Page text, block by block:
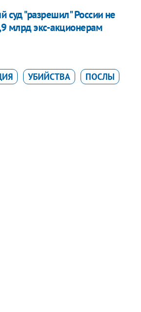
суд "разрешил" России не
млрд экс-акционерам
УБИЙСТВА
ПОСЛЫ